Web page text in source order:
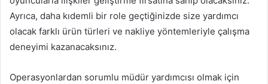
Ayrıca, daha kıdemli bir role geçtiğinizde size yardımcı
olacak farklı ürün türleri ve nakliye yöntemleriyle çalışma
deneyimi kazanacaksınız.
Operasyonlardan sorumlu müdür yardımcısı olmak için